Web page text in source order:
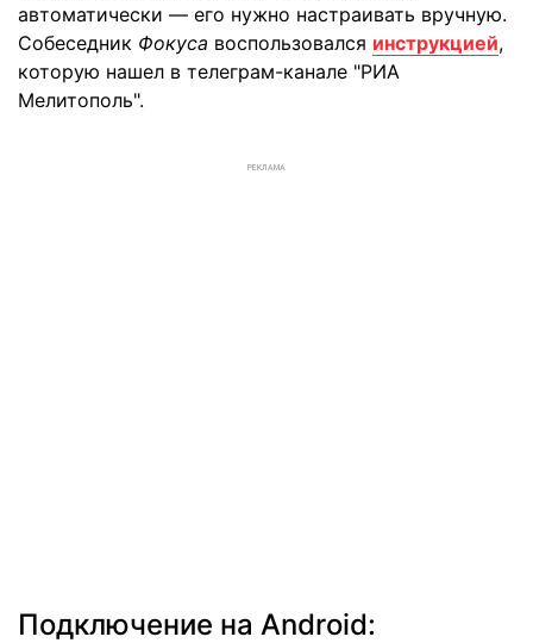
автоматически — его нужно настраивать вручную.
Собеседник Фокуса воспользовался инструкцией,
которую нашел в телеграм-канале "РИА
Мелитополь".
РЕКЛАМА
Подключение на Android: